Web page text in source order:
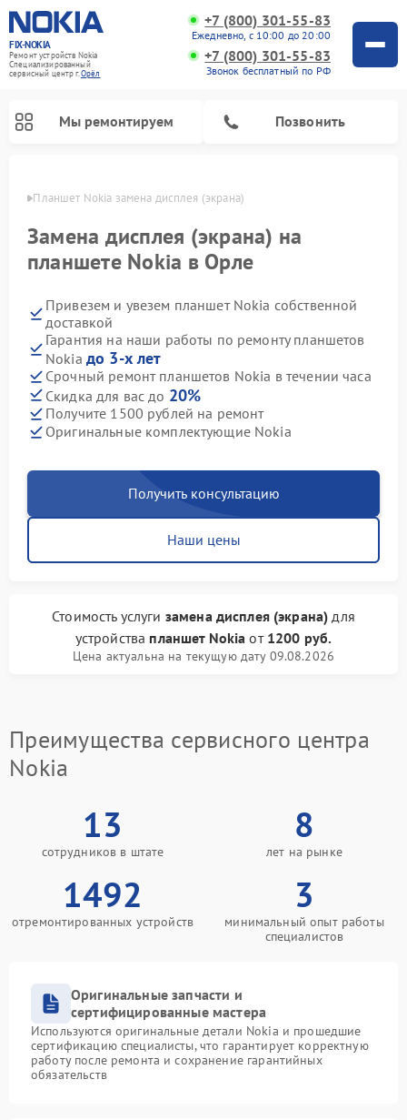
FIX-NOKIA
Ремонт устройств Nokia
Специализированный
cервисный центр г.Орёл
+7 (800) 301-55-83
Ежедневно, с 10:00 до 20:00
+7 (800) 301-55-83
Звонок бесплатный по РФ
Мы ремонтируем Позвонить
Планшет Nokia замена дисплея (экрана)
Замена дисплея (экрана) на
планшете Nokia в Орле
Привезем и увезем планшет Nokia собственной
доставкой
Гарантия на наши работы по ремонту планшетов
Nokia до 3-х лет
Срочный ремонт планшетов Nokia в течении часа
Скидка для вас до 20%
Получите 1500 рублей на ремонт
Оригинальные комплектующие Nokia
Получить консультацию
Наши цены
Стоимость услуги замена дисплея (экрана) для
устройства планшет Nokia от 1200 руб.
Цена актуальна на текущую дату 09.08.2026
Преимущества сервисного центра
Nokia
13
сотрудников в штате
8
лет на рынке
1492
отремонтированных устройств
3
минимальный опыт работы
специалистов
Оригинальные запчасти и
сертифицированные мастера
Используются оригинальные детали Nokia и прошедшие
сертификацию специалисты, что гарантирует корректную
работу после ремонта и сохранение гарантийных
обязательств